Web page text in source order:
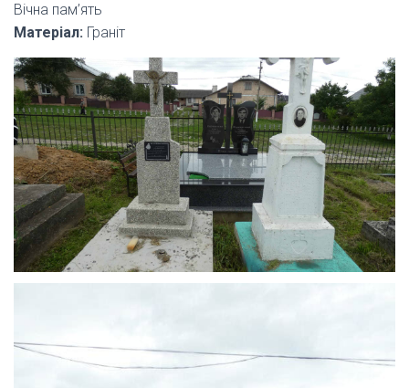
Вічна пам’ять
Матеріал: Граніт